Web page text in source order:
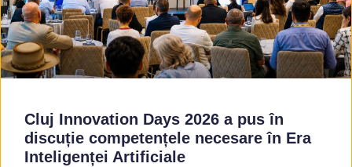
Cluj Innovation Days 2026 a pus în
discuție competențele necesare în Era
Inteligenței Artificiale